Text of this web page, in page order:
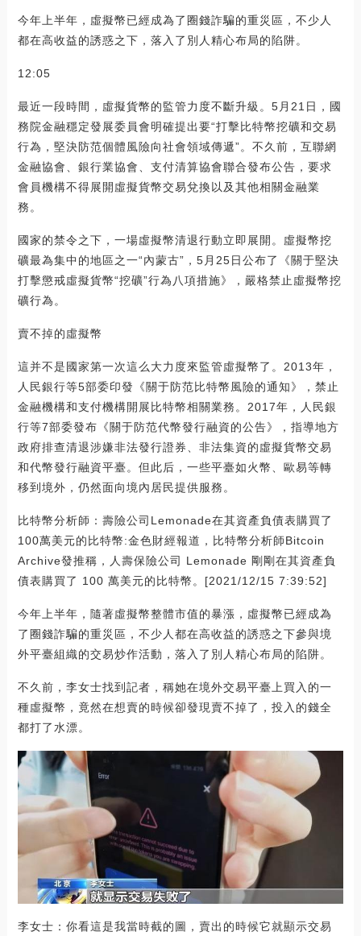
今年上半年，虛擬幣已經成為了圈錢詐騙的重災區，不少人
都在高收益的誘惑之下，落入了別人精心布局的陷阱。
12:05
最近一段時間，虛擬貨幣的監管力度不斷升級。5月21日，國
務院金融穩定發展委員會明確提出要“打擊比特幣挖礦和交易
行為，堅決防范個體風險向社會領域傳遞”。不久前，互聯網
金融協會、銀行業協會、支付清算協會聯合發布公告，要求
會員機構不得展開虛擬貨幣交易兌換以及其他相關金融業
務。
國家的禁令之下，一場虛擬幣清退行動立即展開。虛擬幣挖
礦最為集中的地區之一“內蒙古”，5月25日公布了《關于堅決
打擊懲戒虛擬貨幣“挖礦”行為八項措施》，嚴格禁止虛擬幣挖
礦行為。
賣不掉的虛擬幣
這并不是國家第一次這么大力度來監管虛擬幣了。2013年，
人民銀行等5部委印發《關于防范比特幣風險的通知》，禁止
金融機構和支付機構開展比特幣相關業務。2017年，人民銀
行等7部委發布《關于防范代幣發行融資的公告》，指導地方
政府排查清退涉嫌非法發行證券、非法集資的虛擬貨幣交易
和代幣發行融資平臺。但此后，一些平臺如火幣、歐易等轉
移到境外，仍然面向境內居民提供服務。
比特幣分析師：壽險公司Lemonade在其資產負債表購買了
100萬美元的比特幣:金色財經報道，比特幣分析師Bitcoin
Archive發推稱，人壽保險公司 Lemonade 剛剛在其資產負
債表購買了 100 萬美元的比特幣。[2021/12/15 7:39:52]
今年上半年，隨著虛擬幣整體市值的暴漲，虛擬幣已經成為
了圈錢詐騙的重災區，不少人都在高收益的誘惑之下參與境
外平臺組織的交易炒作活動，落入了別人精心布局的陷阱。
不久前，李女士找到記者，稱她在境外交易平臺上買入的一
種虛擬幣，竟然在想賣的時候卻發現賣不掉了，投入的錢全
都打了水漂。
李女士：你看這是我當時截的圖，賣出的時候它就顯示交易